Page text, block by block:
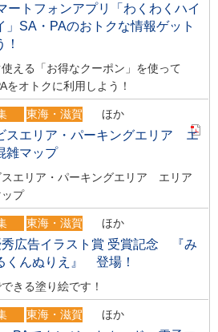
ートフォンアプリ「わくわくハイ
」SA・PAのおトクな情報ゲット
！
える「お得なクーポン」を使って
をオトクに利用しよう！
東海・滋賀 ほか
スエリア・パーキングエリア エ
雑マップ
スエリア・パーキングエリア エリア
プ
東海・滋賀 ほか
広告イラスト賞 受賞記念 『み
くんぬりえ』 登場！
きる塗り絵です！
東海・滋賀 ほか